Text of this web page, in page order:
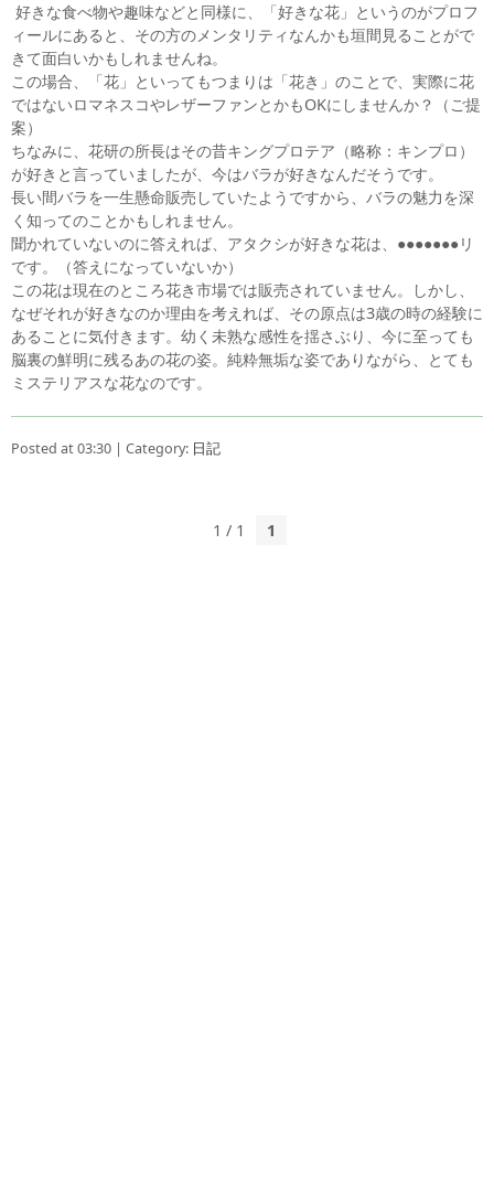
好きな食べ物や趣味などと同様に、「好きな花」というのがプロフ
ィールにあると、その方のメンタリティなんかも垣間見ることがで
きて面白いかもしれませんね。
この場合、「花」といってもつまりは「花き」のことで、実際に花
ではないロマネスコやレザーファンとかもOKにしませんか？（ご提
案）
ちなみに、花研の所長はその昔キングプロテア（略称：キンプロ）
が好きと言っていましたが、今はバラが好きなんだそうです。
長い間バラを一生懸命販売していたようですから、バラの魅力を深
く知ってのことかもしれません。
聞かれていないのに答えれば、アタクシが好きな花は、●●●●●●●リ
です。（答えになっていないか）
この花は現在のところ花き市場では販売されていません。しかし、
なぜそれが好きなのか理由を考えれば、その原点は3歳の時の経験に
あることに気付きます。幼く未熟な感性を揺さぶり、今に至っても
脳裏の鮮明に残るあの花の姿。純粋無垢な姿でありながら、とても
ミステリアスな花なのです。
Posted at 03:30 | Category: 日記
1 / 1 1